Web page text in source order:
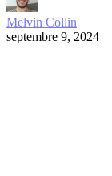
Melvin Collin
septembre 9, 2024